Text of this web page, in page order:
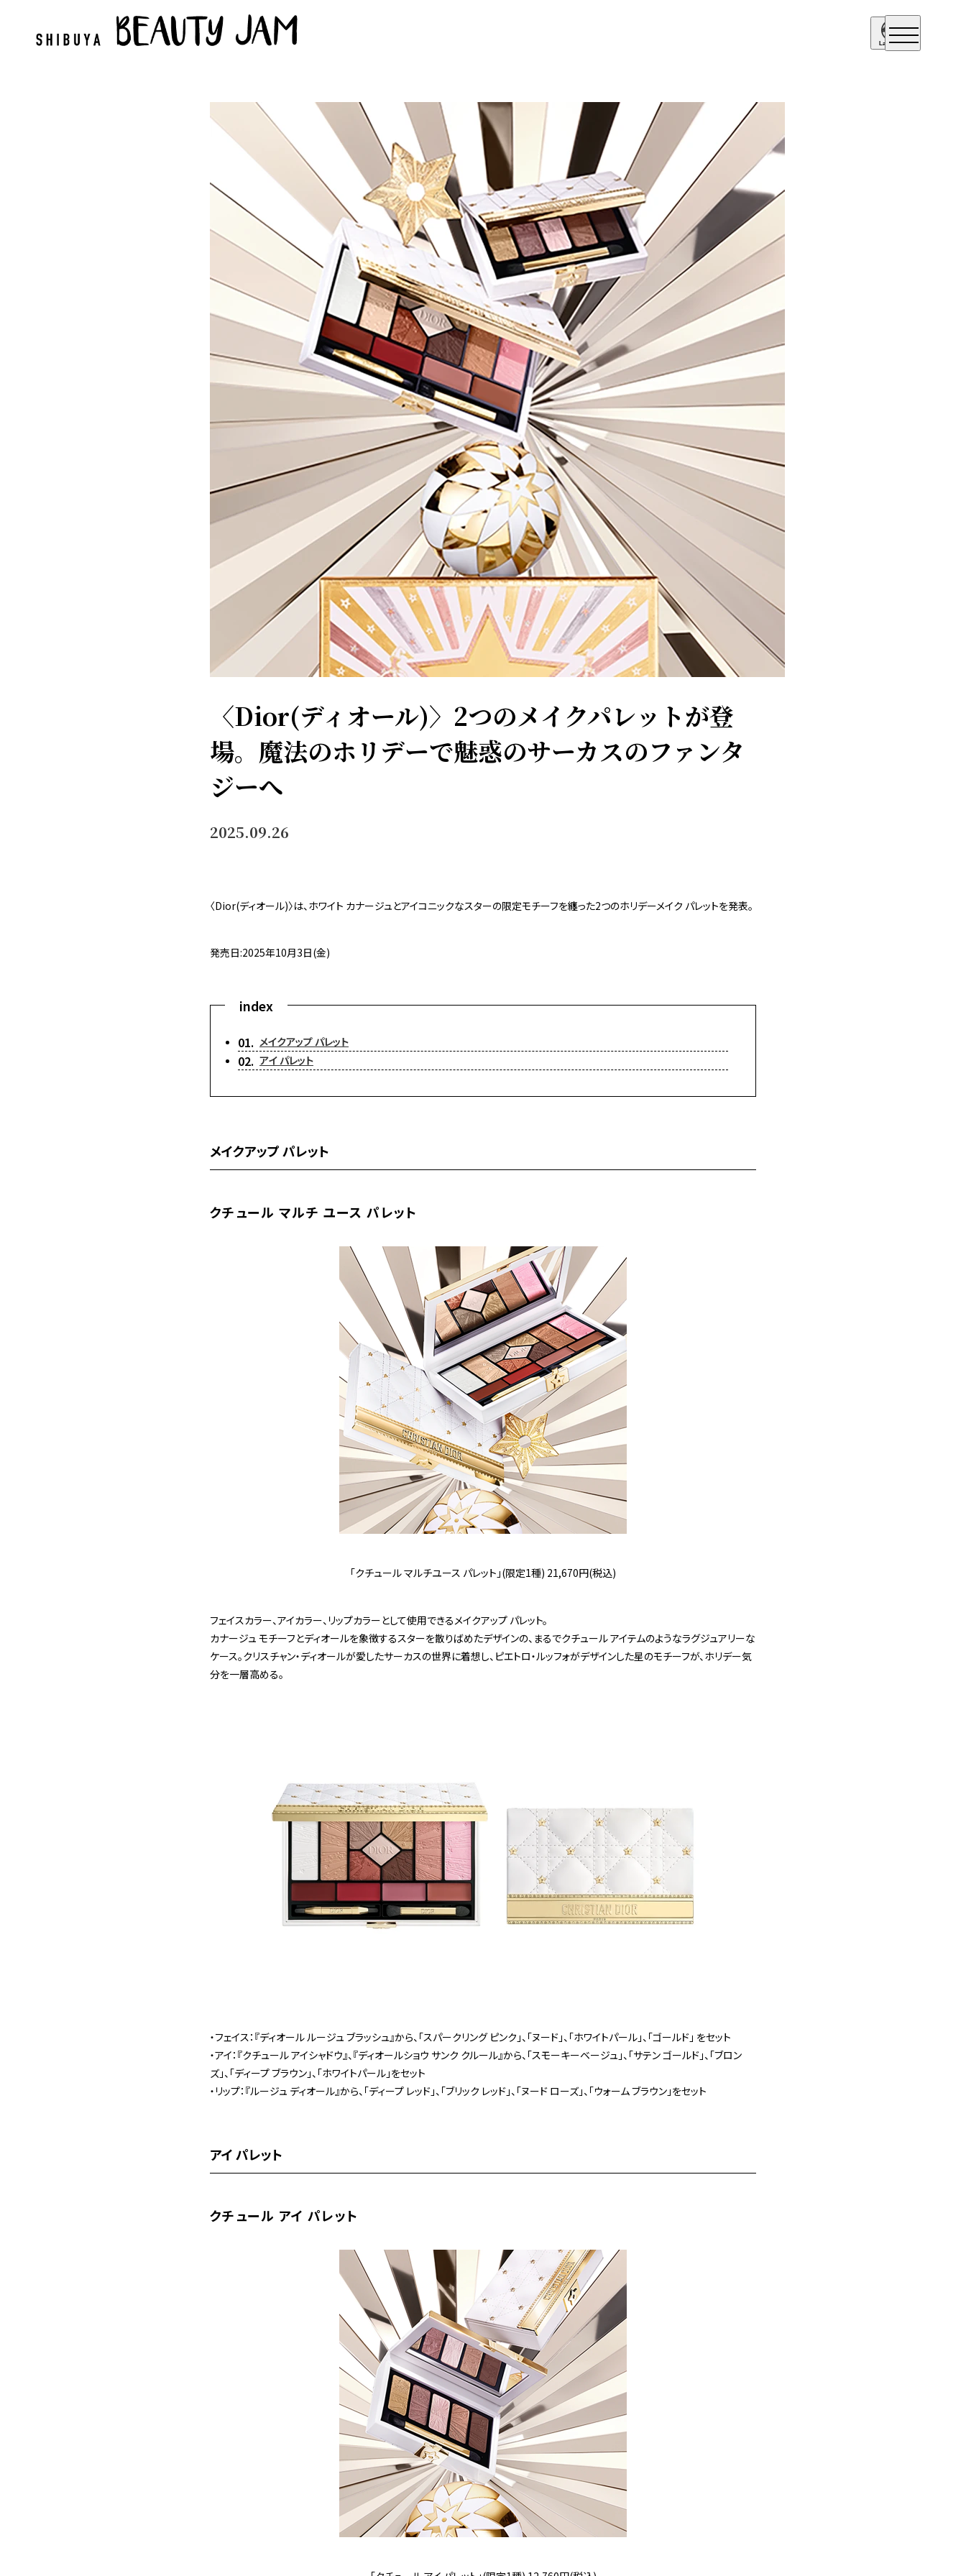
Language
〈Dior(ディオール)〉2つのメイクパレットが登
場。魔法のホリデーで魅惑のサーカスのファンタ
ジーへ
2025.09.26
〈Dior(ディオール)〉は、ホワイト カナージュとアイコニックなスターの限定モチーフを纏った2つのホリデーメイク パレットを発表。
発売日:2025年10月3日(金)
メイクアップ パレット
アイ パレット
メイクアップ パレット
クチュール マルチ ユース パレット
「クチュール マルチユース パレット」(限定1種) 21,670円(税込)
フェイスカラー、アイカラー、リップカラーとして使用できるメイクアップ パレット。
カナージュ モチーフとディオールを象徴するスターを散りばめたデザインの、まるでクチュール アイテムのようなラグジュアリーな
ケース。クリスチャン・ディオールが愛したサーカスの世界に着想し、ピエトロ・ルッフォがデザインした星のモチーフが、ホリデー気
分を一層高める。
・フェイス：『ディオール ルージュ ブラッシュ』から、「スパークリング ピンク」、「ヌード」、「ホワイトパール」、「ゴールド」 をセット
・アイ：『クチュール アイシャドウ』、『ディオールショウ サンク クルール』から、「スモーキーベージュ」、「サテン ゴールド」、「ブロン
ズ」、「ディープ ブラウン」、「ホワイトパール」をセット
・リップ：『ルージュ ディオール』から、「ディープ レッド」、「ブリック レッド」、「ヌード ローズ」、「ウォーム ブラウン」をセット
アイ パレット
クチュール アイ パレット